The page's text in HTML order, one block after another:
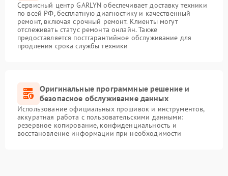
Сервисный центр GARLYN обеспечивает доставку техники
по всей РФ, бесплатную диагностику и качественный
ремонт, включая срочный ремонт. Клиенты могут
отслеживать статус ремонта онлайн. Также
предоставляется постгарантийное обслуживание для
продления срока службы техники
Оригинальные программные решение и
безопасное обслуживание данных
Использование официальных прошивок и инструментов,
аккуратная работа с пользовательскими данными:
резервное копирование, конфиденциальность и
восстановление информации при необходимости